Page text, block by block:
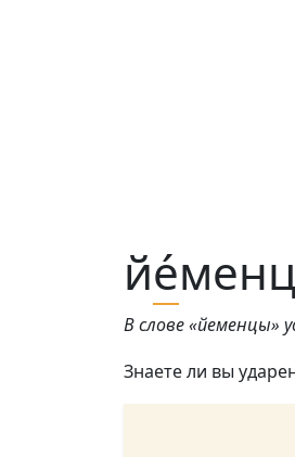
йе́
В слове «йеменцы»
Знаете ли вы